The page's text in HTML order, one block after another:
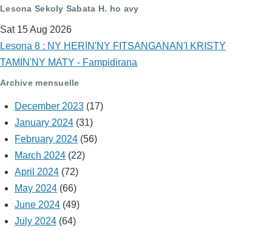
Lesona Sekoly Sabata H. ho avy
Sat 15 Aug 2026
Lesona 8 : NY HERIN'NY FITSANGANAN'I KRISTY
TAMIN'NY MATY - Fampidirana
Archive mensuelle
December 2023 (17)
January 2024 (31)
February 2024 (56)
March 2024 (22)
April 2024 (72)
May 2024 (66)
June 2024 (49)
July 2024 (64)